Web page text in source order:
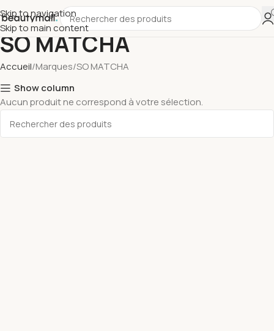
Skip to navigation
Skip to main content
SO MATCHA
Accueil Marques SO MATCHA
Show column
Aucun produit ne correspond à votre sélection.